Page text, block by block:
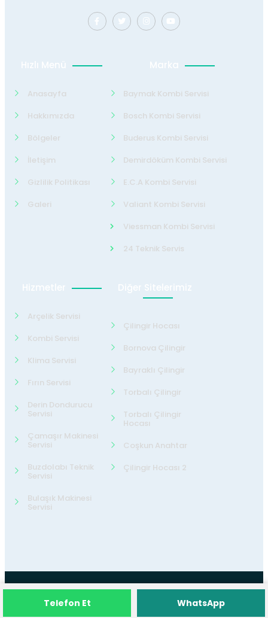
Hızlı Menü
Anasayfa
Hakkımızda
Bölgeler
İletişim
Gizlilik Politikası
Galeri
Marka
Baymak Kombi Servisi
Bosch Kombi Servisi
Buderus Kombi Servisi
Demirdöküm Kombi Servisi
E.C.A Kombi Servisi
Valiant Kombi Servisi
Viessman Kombi Servisi
24 Teknik Servis
Hizmetler
Arçelik Servisi
Kombi Servisi
Klima Servisi
Fırın Servisi
Derin Dondurucu
Servisi
Çamaşır Makinesi
Servisi
Buzdolabı Teknik
Servisi
Bulaşık Makinesi
Servisi
Diğer Sitelerimiz
Çilingir Hocası
Bornova Çilingir
Bayraklı Çilingir
Torbalı Çilingir
Torbalı Çilingir
Hocası
Coşkun Anahtar
Çilingir Hocası 2
©202624 Teknik ServisTüm Hakları
Telefon Et WhatsApp